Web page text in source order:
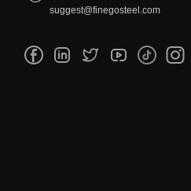
suggest@finegosteel.com